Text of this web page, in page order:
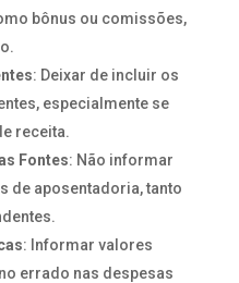
bônus ou comissões,
: Deixar de incluir os
especialmente se
receita.
Fontes: Não informar
de aposentadoria, tanto
: Informar valores
errado nas despesas